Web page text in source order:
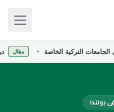
التركية الخاصة مقال دراسة
بولندا